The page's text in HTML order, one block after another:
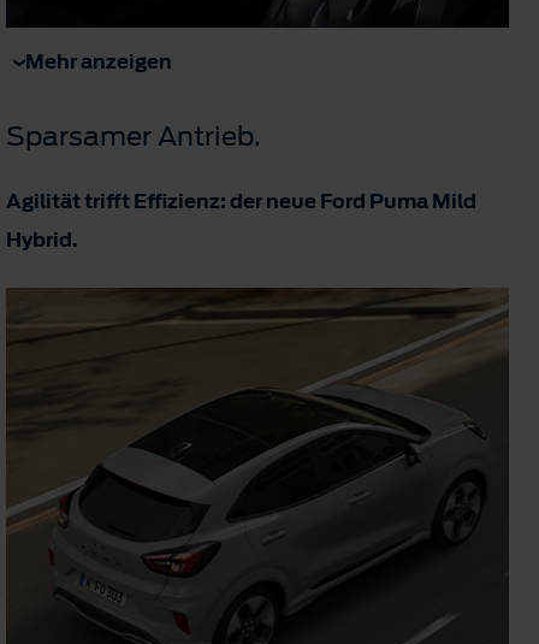
Mehr anzeigen
Sparsamer Antrieb.
Agilität trifft Effizienz: der neue Ford Puma Mild
Hybrid.